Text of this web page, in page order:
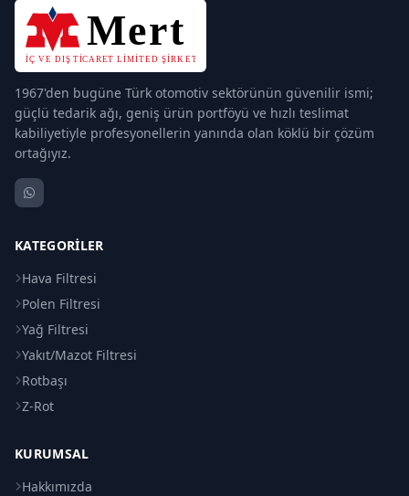
1967'den bugüne Türk otomotiv sektörünün güvenilir ismi;
güçlü tedarik ağı, geniş ürün portföyü ve hızlı teslimat
kabiliyetiyle profesyonellerin yanında olan köklü bir çözüm
ortağıyız.
KATEGORILER
Hava Filtresi
Polen Filtresi
Yağ Filtresi
Yakıt/Mazot Filtresi
Rotbaşı
Z-Rot
KURUMSAL
Hakkımızda